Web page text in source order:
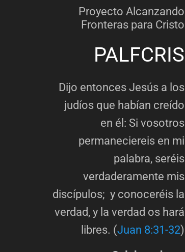
Proyecto Alcanzando
Fronteras para Cristo
PALFCRIS
Dijo entonces Jesús a los
judíos que habían creído
en él: Si vosotros
permaneciereis en mi
palabra, seréis
verdaderamente mis
discípulos; y conoceréis la
verdad, y la verdad os hará
libres. (Juan 8:31-32)